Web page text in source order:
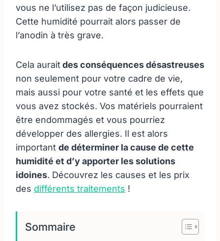
vous ne l’utilisez pas de façon judicieuse.
Cette humidité pourrait alors passer de
l’anodin à très grave.
Cela auraitdes conséquences désastreuses
non seulement pour votre cadre de vie,
mais aussi pour votre santé et les effets que
vous avez stockés. Vos matériels pourraient
être endommagés et vous pourriez
développer des allergies. Il est alors
important de déterminer la cause de cette
humidité et d’y apporter les solutions
idoines. Découvrez les causes et les prix
des différents traitements !
Sommaire